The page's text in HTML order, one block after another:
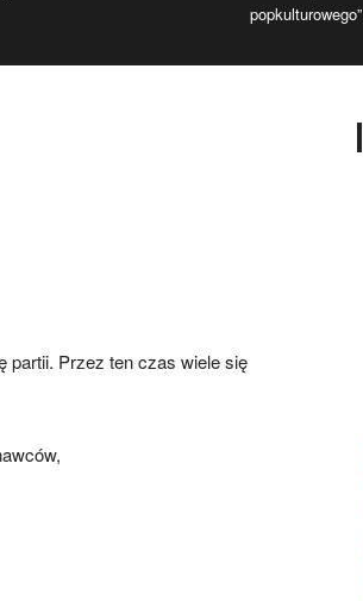
popkulturowego”
partii. Przez ten czas wiele się